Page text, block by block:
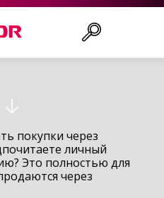
покупки через
личный
Это полностью для
через